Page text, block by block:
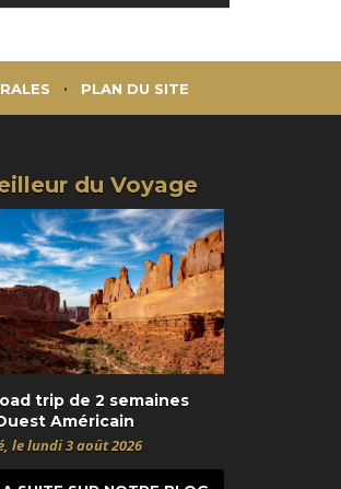
PLAN DU SITE
du Voyage
trip de 2 semaines
Américain
le lundi 3 août 2026